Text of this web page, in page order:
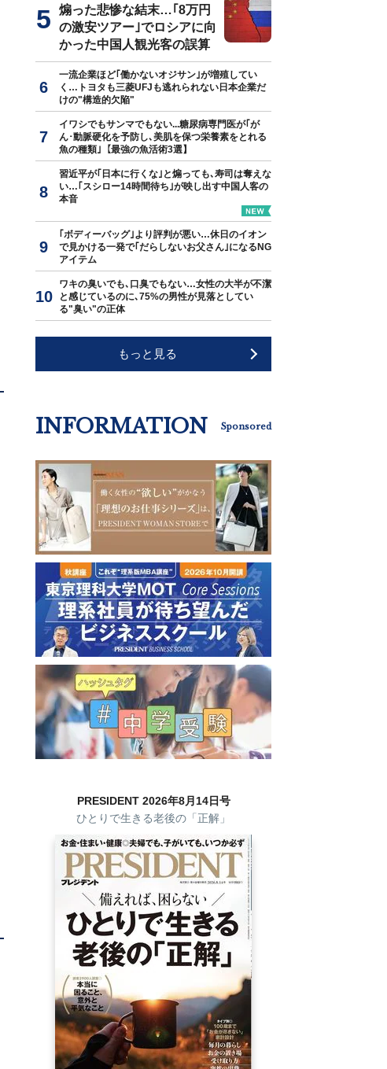
煽った悲惨な結末…｢8万円
の激安ツアー｣でロシアに向
かった中国人観光客の誤算
一流企業ほど｢働かないオジサン｣が増殖してい
く…トヨタも三菱UFJも逃れられない日本企業だ
けの"構造的欠陥"
イワシでもサンマでもない...糖尿病専門医が｢が
ん･動脈硬化を予防し､美肌を保つ栄養素をとれる
魚の種類｣【最強の魚活術3選】
習近平が｢日本に行くな｣と煽っても､寿司は奪えな
い…｢スシロー14時間待ち｣が映し出す中国人客の
本音
｢ボディーバッグ｣より評判が悪い…休日のイオン
で見かける一発で｢だらしないお父さん｣になるNG
アイテム
ワキの臭いでも､口臭でもない…女性の大半が不潔
と感じているのに､75%の男性が見落としてい
る"臭い"の正体
もっと見る
INFORMATION Sponsored
PRESIDENT 2026年8月14日号
ひとりで生きる老後の「正解」